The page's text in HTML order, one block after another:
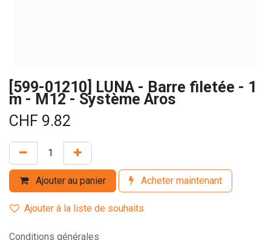
[599-01210] LUNA - Barre filetée - 1
m - M12 - Système Aros
CHF 9.82
Ajouter au panier Acheter maintenant
Ajouter à la liste de souhaits
Conditions générales